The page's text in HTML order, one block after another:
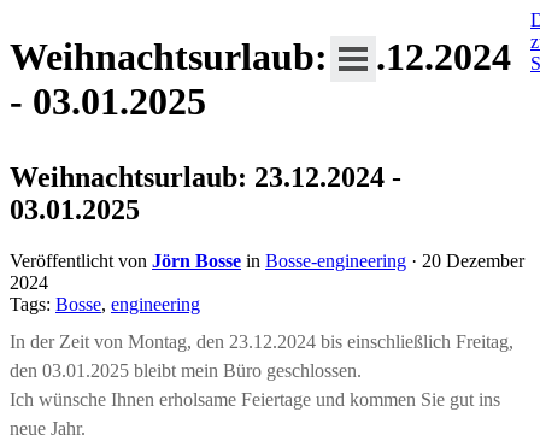
Weihnachtsurlaub: 23.12.2024
- 03.01.2025
Weihnachtsurlaub: 23.12.2024 -
03.01.2025
Veröffentlicht von Jörn Bosse in Bosse-engineering · 20 Dezember
2024
Tags: Bosse, engineering
In der Zeit von Montag, den 23.12.2024 bis einschließlich Freitag,
den 03.01.2025 bleibt mein Büro geschlossen.
Ich wünsche Ihnen erholsame Feiertage und kommen Sie gut ins
neue Jahr.